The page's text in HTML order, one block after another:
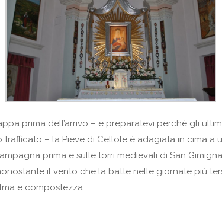
prima dell’arrivo – e preparatevi perché gli
– la Pieve di Cellole è adagiata in cima a
prima e sulle torri medievali di San
il vento che la batte nelle giornate più
e compostezza.